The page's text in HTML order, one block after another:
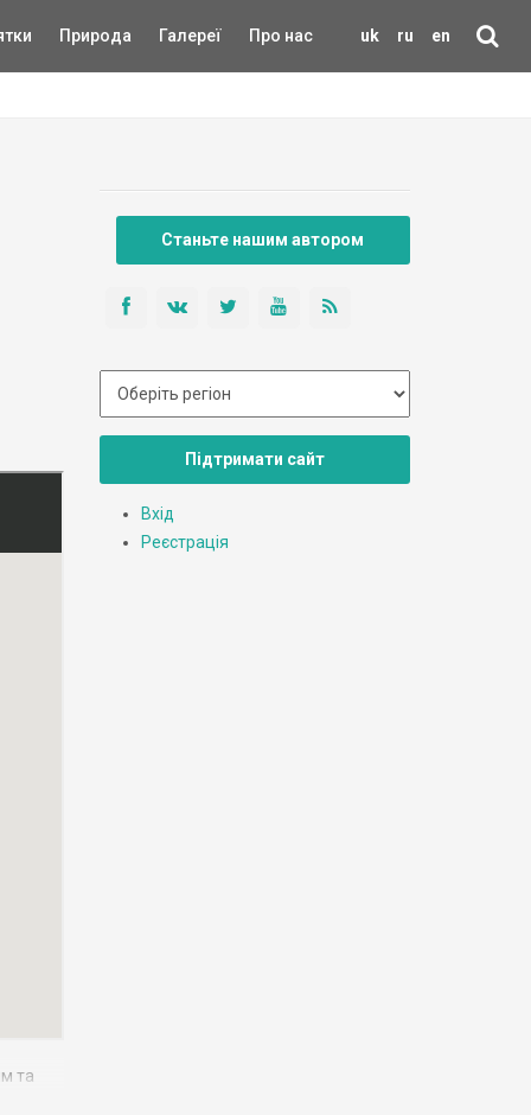
uk ru en
Природа Галереї Про нас
та
Станьте нашим автором
Підтримати сайт
Вхід
Реєстрація